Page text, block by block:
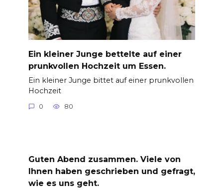
Ein kleiner Junge bettelte auf einer
prunkvollen Hochzeit um Essen.
Ein kleiner Junge bittet auf einer prunkvollen
Hochzeit
0 80
Guten Abend zusammen. Viele von
Ihnen haben geschrieben und gefragt,
wie es uns geht.